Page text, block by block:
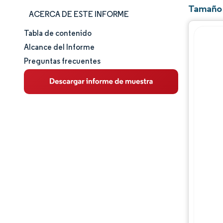
ACERCA DE ESTE INFORME
Tamaño y cuota de mercado
Análisis de mercado
Tendencias e ideas
Tabla de contenido
Alcance del Informe
Preguntas frecuentes